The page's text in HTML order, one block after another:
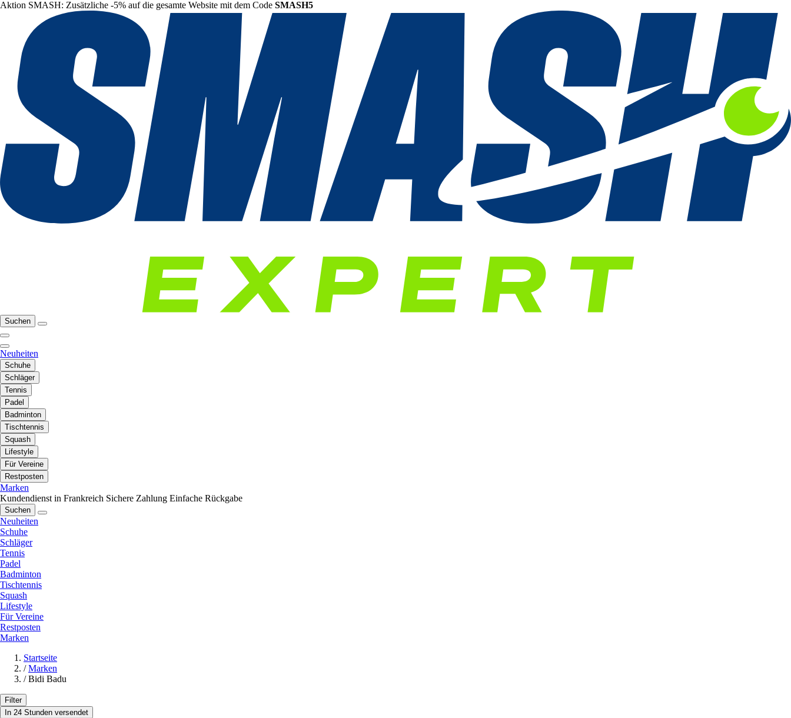
Aktion SMASH: Zusätzliche -5% auf die gesamte Website mit dem Code SMASH5
Suchen
Neuheiten
Schuhe
Schläger
Tennis
Padel
Badminton
Tischtennis
Squash
Lifestyle
Für Vereine
Restposten
Marken
Kundendienst in Frankreich Sichere Zahlung Einfache Rückgabe
Suchen
Neuheiten
Schuhe
Schläger
Tennis
Padel
Badminton
Tischtennis
Squash
Lifestyle
Für Vereine
Restposten
Marken
Startseite
/ Marken
/ Bidi Badu
Filter
In 24 Stunden versendet